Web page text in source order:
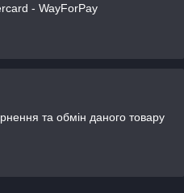
- WayForPay
та обмін даного товару